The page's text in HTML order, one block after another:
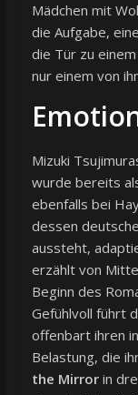
Mädchen mit
die Aufgabe,
die Tür zu
nur einem von
Mizuki
wurde bereits
ebenfalls bei
dessen
aussteht,
erzählt von
Beginn des
Gefühlvoll führt
offenbart ihren
Belastung, die
the Mirrorin